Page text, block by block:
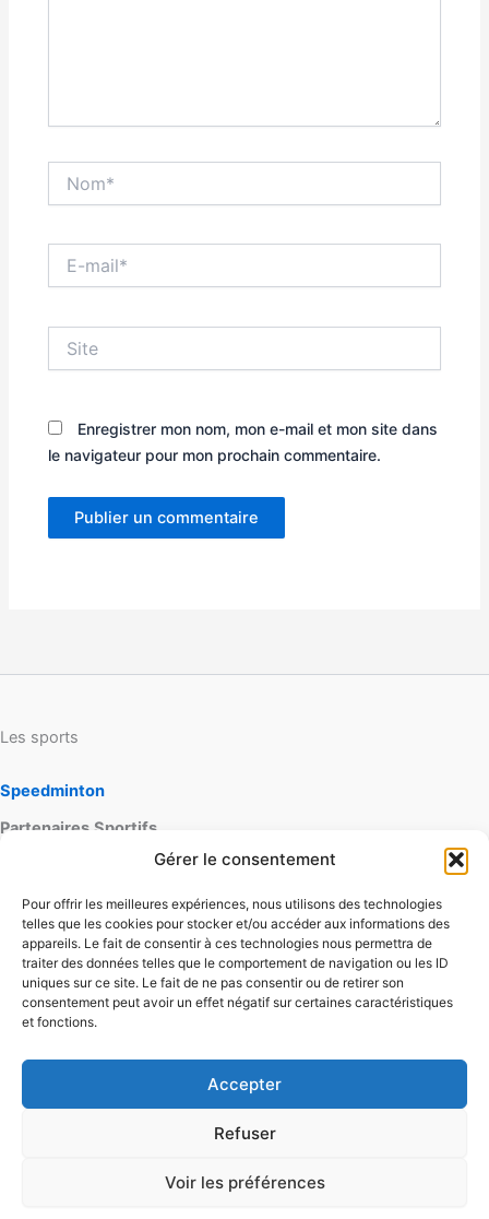
Gérer le consentement
Pour offrir les meilleures expériences, nous utilisons des technologies
telles que les cookies pour stocker et/ou accéder aux informations des
appareils. Le fait de consentir à ces technologies nous permettra de
traiter des données telles que le comportement de navigation ou les ID
uniques sur ce site. Le fait de ne pas consentir ou de retirer son
consentement peut avoir un effet négatif sur certaines caractéristiques
et fonctions.
Accepter
Refuser
Voir les préférences
mail*
Enregistrer mon nom, mon e-mail et mon site dans
le navigateur pour mon prochain commentaire.
Les sports
Speedminton
Partenaires Sportifs
playnewsport
skateboardspot
Contact
Mentionslégales
Conditions générales d'utilisation